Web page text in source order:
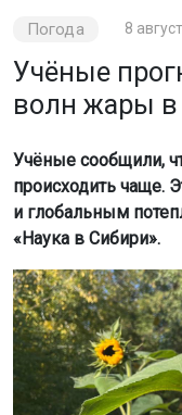
Погода 8
Учёные
волн жары
Учёные сообщили,
происходить чаще.
и глобальным
«Наука в Сибири».